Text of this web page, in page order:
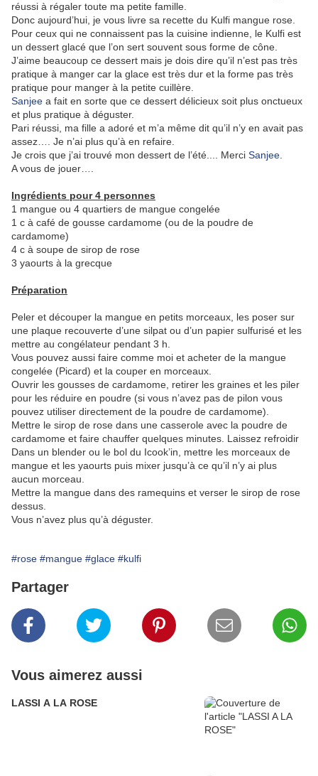
réussi à régaler toute ma petite famille.
Donc aujourd’hui, je vous livre sa recette du Kulfi mangue rose.
Pour ceux qui ne connaissent pas la cuisine indienne, le Kulfi est
un dessert glacé que l’on sert souvent sous forme de cône.
J’aime beaucoup ce dessert mais je dois dire qu’il n’est pas très
pratique à manger car la glace est très dur et la forme pas très
pratique pour manger à la petite cuillère.
Sanjee a fait en sorte que ce dessert délicieux soit plus onctueux
et plus pratique à déguster.
Pari réussi, ma fille a adoré et m’a même dit qu’il n’y en avait pas
assez…. Je n’ai plus qu’à en refaire.
Je crois que j’ai trouvé mon dessert de l’été.... Merci Sanjee
A vous de jouer….
Ingrédients pour 4 personnes
1 mangue ou 4 quartiers de mangue congelée
1 c à café de gousse cardamome (ou de la poudre de
cardamome)
4 c à soupe de sirop de rose
3 yaourts à la grecque
Préparation
Peler et découper la mangue en petits morceaux, les poser sur
une plaque recouverte d’une silpat ou d’un papier sulfurisé et les
mettre au congélateur pendant 3 h.
Vous pouvez aussi faire comme moi et acheter de la mangue
congelée (Picard) et la couper en morceaux.
Ouvrir les gousses de cardamome, retirer les graines et les piler
pour les réduire en poudre (si vous n’avez pas de pilon vous
pouvez utiliser directement de la poudre de cardamome).
Mettre le sirop de rose dans une casserole avec la poudre de
cardamome et faire chauffer quelques minutes. Laissez refroidir
Dans un blender ou le bol du Icook’in, mettre les morceaux de
mangue et les yaourts puis mixer jusqu’à ce qu’il n’y ai plus
aucun morceau.
Mettre la mangue dans des ramequins et verser le sirop de rose
dessus.
Vous n’avez plus qu’à déguster.
#rose #mangue #glace #kulfi
Partager
Vous aimerez aussi
LASSI A LA ROSE